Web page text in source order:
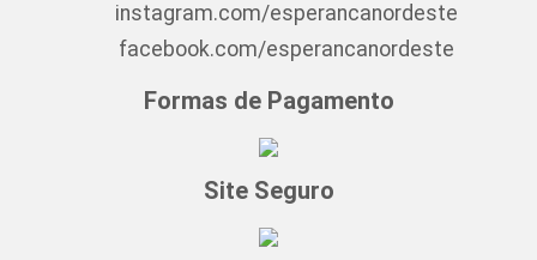
instagram.com/esperancanordeste
facebook.com/esperancanordeste
Formas de Pagamento
Site Seguro